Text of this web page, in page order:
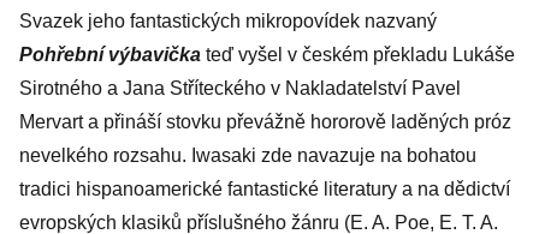
Svazek jeho fantastických mikropovídek nazvaný
Pohřební výbavička teď vyšel v českém překladu Lukáše
Sirotného a Jana Stříteckého v Nakladatelství Pavel
Mervart a přináší stovku převážně hororově laděných próz
nevelkého rozsahu. Iwasaki zde navazuje na bohatou
tradici hispanoamerické fantastické literatury a na dědictví
evropských klasiků příslušného žánru (E. A. Poe, E. T. A.